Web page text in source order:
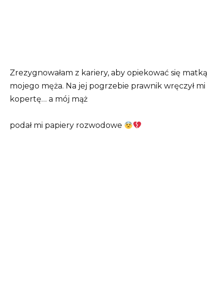
Zrezygnowałam z kariery, aby opiekować się matką
mojego męża. Na jej pogrzebie prawnik wręczył mi
kopertę… a mój mąż
podał mi papiery rozwodowe